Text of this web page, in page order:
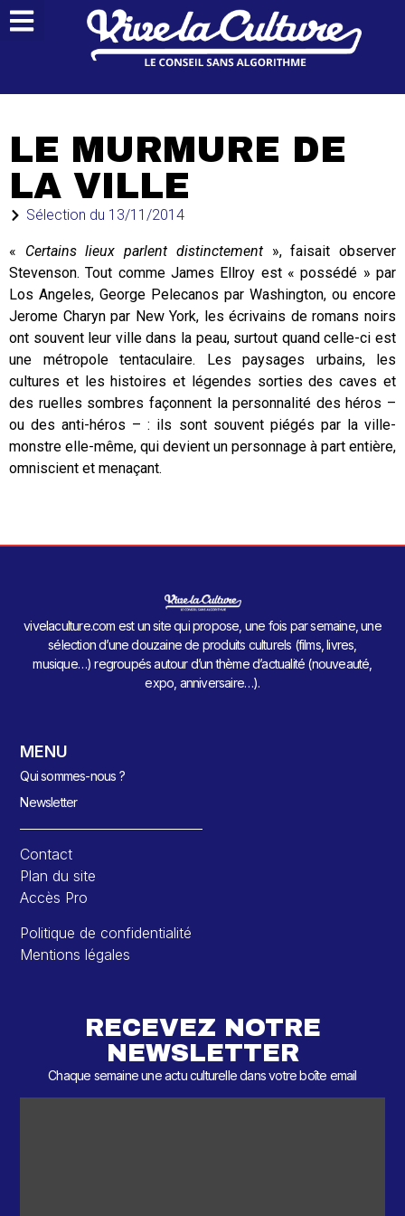
LE MURMURE DE
LA VILLE
Sélection du 13/11/2014
« Certains lieux parlent distinctement», faisait observer
Stevenson. Tout comme James Ellroy est « possédé » par
Los Angeles, George Pelecanos par Washington, ou encore
Jerome Charyn par New York, les écrivains de romans noirs
ont souvent leur ville dans la peau, surtout quand celle-ci est
une métropole tentaculaire. Les paysages urbains, les
cultures et les histoires et légendes sorties des caves et
des ruelles sombres façonnent la personnalité des héros –
ou des anti-héros – : ils sont souvent piégés par la ville-
monstre elle-même, qui devient un personnage à part entière,
omniscient et menaçant.
vivelaculture.com est un site qui propose, une fois par semaine, une
sélection d’une douzaine de produits culturels (films, livres,
musique…) regroupés autour d’un thème d’actualité (nouveauté,
expo, anniversaire…).
MENU
Qui sommes-nous ?
Newsletter
Contact
Plan du site
Accès Pro
Politique de confidentialité
Mentions légales
RECEVEZ NOTRE
NEWSLETTER
Chaque semaine une actu culturelle dans votre boîte email